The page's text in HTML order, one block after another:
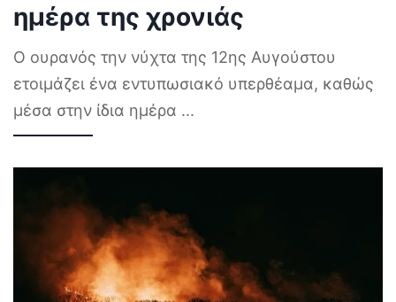
ημέρα της χρονιάς
Ο ουρανός την νύχτα της 12ης Αυγούστου
ετοιμάζει ένα εντυπωσιακό υπερθέαμα, καθώς
μέσα στην ίδια ημέρα ...